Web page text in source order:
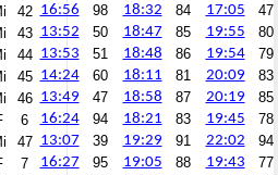
42 16:56 98 18:32 84 17:05
47
43 13:52 50 18:47 85 19:55
80
44 13:53 51 18:48 86 19:54
79
45 14:24 60 18:11 81 20:09
83
46 13:49 47 18:58 87 20:19
85
6 16:24 94 18:21 83 19:45
78
47 13:07 39 19:29 91 22:02
94
7 16:27 95 19:05 88 19:43
77